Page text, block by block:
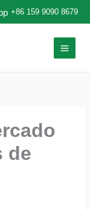
+86 159 9090 8679
de